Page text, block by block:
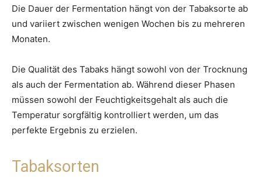
Die Dauer der Fermentation hängt von der Tabaksorte ab
und variiert zwischen wenigen Wochen bis zu mehreren
Monaten.
Die Qualität des Tabaks hängt sowohl von der Trocknung
als auch der Fermentation ab. Während dieser Phasen
müssen sowohl der Feuchtigkeitsgehalt als auch die
Temperatur sorgfältig kontrolliert werden, um das
perfekte Ergebnis zu erzielen.
Tabaksorten